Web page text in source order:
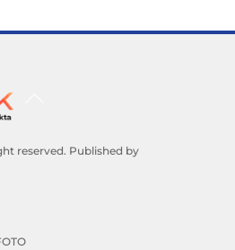
reserved. Published by